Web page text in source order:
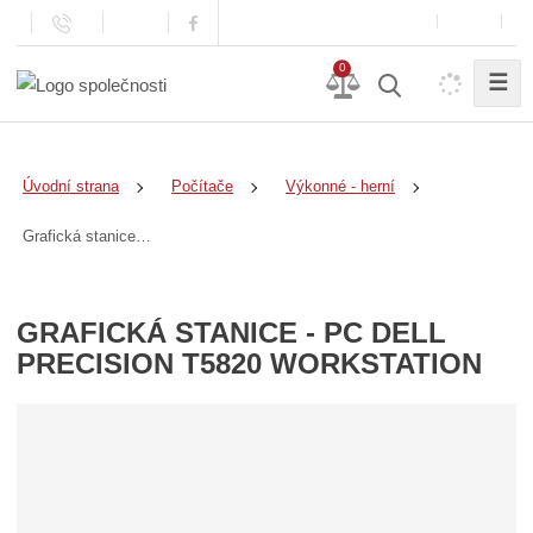
0
☰
Úvodní strana Počítače Výkonné - herní
Grafická stanice - PC DELL Precision T5820 Workstation
GRAFICKÁ STANICE - PC DELL
PRECISION T5820 WORKSTATION